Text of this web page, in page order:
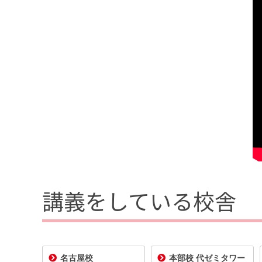
講義をしている校舎
名古屋校 本部校 代ゼミタワー